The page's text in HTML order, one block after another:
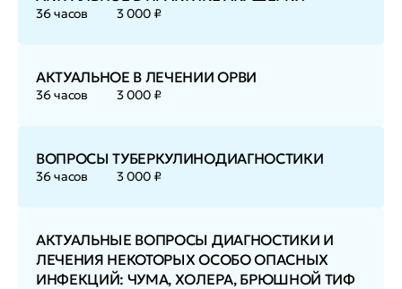
36 часов 3 000 ₽
АКТУАЛЬНОЕ В ЛЕЧЕНИИ ОРВИ
36 часов 3 000 ₽
ВОПРОСЫ ТУБЕРКУЛИНОДИАГНОСТИКИ
36 часов 3 000 ₽
АКТУАЛЬНЫЕ ВОПРОСЫ ДИАГНОСТИКИ И
ЛЕЧЕНИЯ НЕКОТОРЫХ ОСОБО ОПАСНЫХ
ИНФЕКЦИЙ: ЧУМА, ХОЛЕРА, БРЮШНОЙ ТИФ